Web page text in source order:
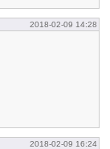
2018-02-09 14:28
2018-02-09 16:24